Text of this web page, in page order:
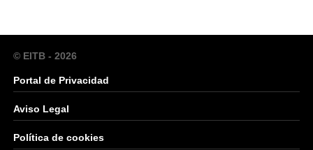
© EITB - 2026
Portal de Privacidad
Aviso Legal
Política de cookies